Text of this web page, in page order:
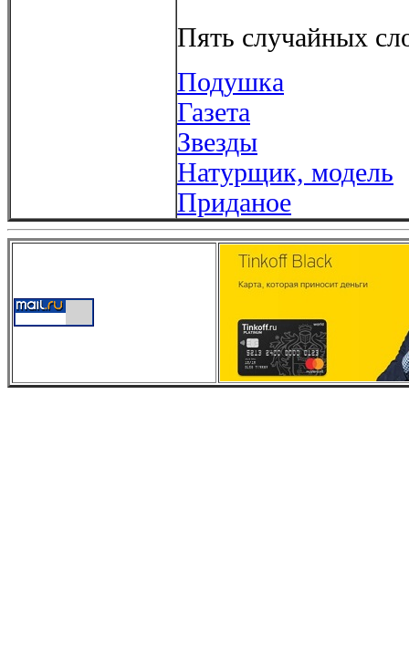
Пять случайных
Подушка
Газета
Звезды
Натурщик, модель
Приданое